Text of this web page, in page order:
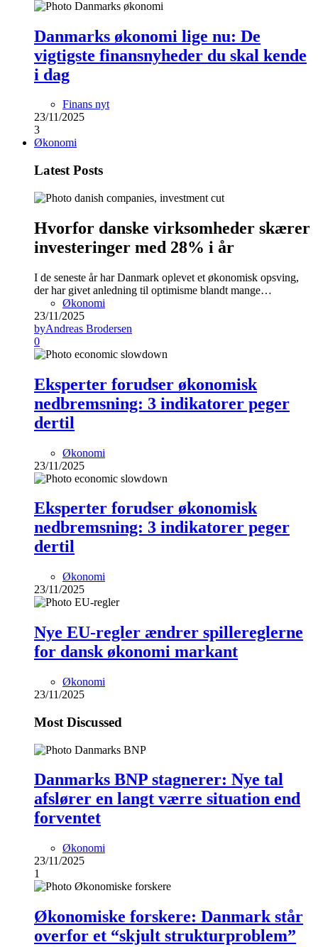
Danmarks økonomi lige nu: De
vigtigste finansnyheder du skal kende
i dag
Finans nyt
23/11/2025
3
Økonomi
Latest Posts
Hvorfor danske virksomheder skærer
investeringer med 28% i år
I de seneste år har Danmark oplevet et økonomisk opsving,
der har givet anledning til optimisme blandt mange…
Økonomi
23/11/2025
byAndreas Brodersen
0
Eksperter forudser økonomisk
nedbremsning: 3 indikatorer peger
dertil
Økonomi
23/11/2025
Eksperter forudser økonomisk
nedbremsning: 3 indikatorer peger
dertil
Økonomi
23/11/2025
Nye EU-regler ændrer spillereglerne
for dansk økonomi markant
Økonomi
23/11/2025
Most Discussed
Danmarks BNP stagnerer: Nye tal
afslører en langt værre situation end
forventet
Økonomi
23/11/2025
1
Økonomiske forskere: Danmark står
overfor et “skjult strukturproblem”